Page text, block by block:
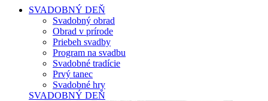
SVADOBNÝ DEŇ
Svadobný obrad
Obrad v prírode
Priebeh svadby
Program na svadbu
Svadobné tradície
Prvý tanec
Svadobné hry
SVADOBNÝ DEŇ